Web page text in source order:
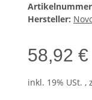
Hersteller:
58,92 €
inkl. 19% USt. ,